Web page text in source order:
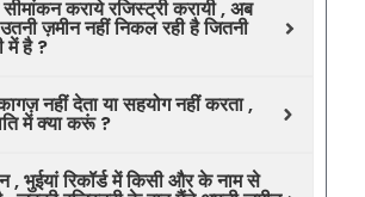
सीमांकन कराये रजिस्ट्री करायी , अब
ज़मीन नहीं निकल रही है जितनी
में है ?
नहीं देता या सहयोग नहीं करता ,
में क्या करूं ?
, भुईयां रिकॉर्ड में किसी और के नाम से